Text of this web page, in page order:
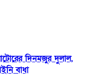
দিনমজুর দুলাল,
বাধা